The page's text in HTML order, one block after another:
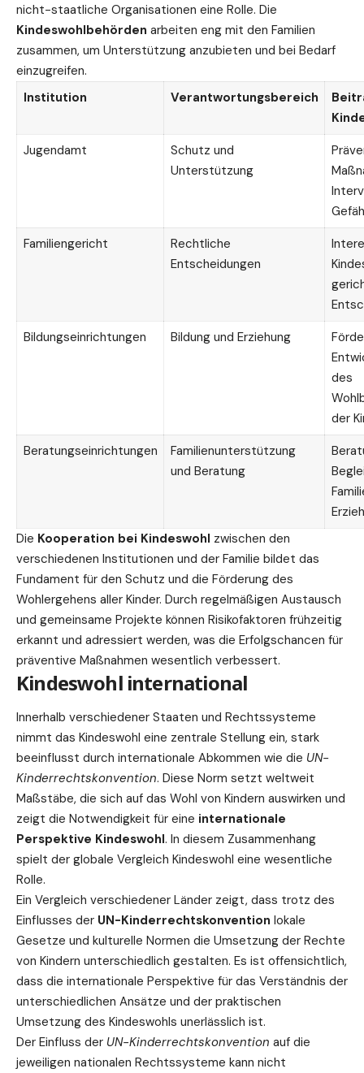
nicht-staatliche Organisationen eine Rolle. Die
Kindeswohlbehörden arbeiten eng mit den Familien
zusammen, um Unterstützung anzubieten und bei Bedarf
einzugreifen.
Institution
Verantwortungsbereich
Jugendamt
Schutz und
Unterstützung
Familiengericht
Rechtliche
Entscheidungen
Bildungseinrichtungen
Bildung und Erziehung
des
der
Beratungseinrichtungen
Familienunterstützung
und Beratung
Die Kooperation bei Kindeswohl zwischen den
verschiedenen Institutionen und der Familie bildet das
Fundament für den Schutz und die Förderung des
Wohlergehens aller Kinder. Durch regelmäßigen Austausch
und gemeinsame Projekte können Risikofaktoren frühzeitig
erkannt und adressiert werden, was die Erfolgschancen für
präventive Maßnahmen wesentlich verbessert.
Kindeswohl international
Innerhalb verschiedener Staaten und Rechtssysteme
nimmt das Kindeswohl eine zentrale Stellung ein, stark
beeinflusst durch internationale Abkommen wie die UN-
Kinderrechtskonvention. Diese Norm setzt weltweit
Maßstäbe, die sich auf das Wohl von Kindern auswirken und
zeigt die Notwendigkeit für eine internationale
Perspektive Kindeswohl. In diesem Zusammenhang
spielt der globale Vergleich Kindeswohl eine wesentliche
Rolle.
Ein Vergleich verschiedener Länder zeigt, dass trotz des
Einflusses der UN-Kinderrechtskonvention lokale
Gesetze und kulturelle Normen die Umsetzung der Rechte
von Kindern unterschiedlich gestalten. Es ist offensichtlich,
dass die internationale Perspektive für das Verständnis der
unterschiedlichen Ansätze und der praktischen
Umsetzung des Kindeswohls unerlässlich ist.
Der Einfluss der UN-Kinderrechtskonvention auf die
jeweiligen nationalen Rechtssysteme kann nicht